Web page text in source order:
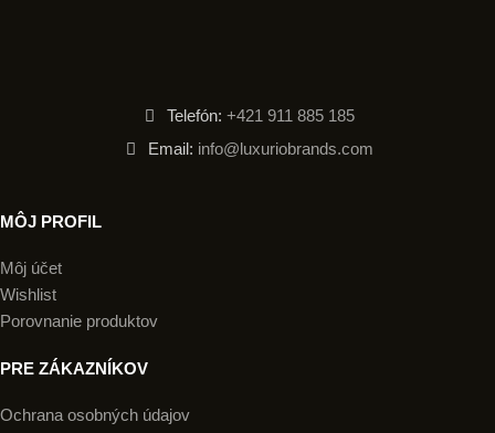
Telefón: +421 911 885 185
Email: info@luxuriobrands.com
MÔJ PROFIL
Môj účet
Wishlist
Porovnanie produktov
PRE ZÁKAZNÍKOV
Ochrana osobných údajov